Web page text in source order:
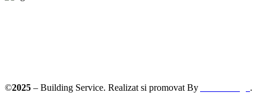
©2025 – Building Service. Realizat si promovat By .